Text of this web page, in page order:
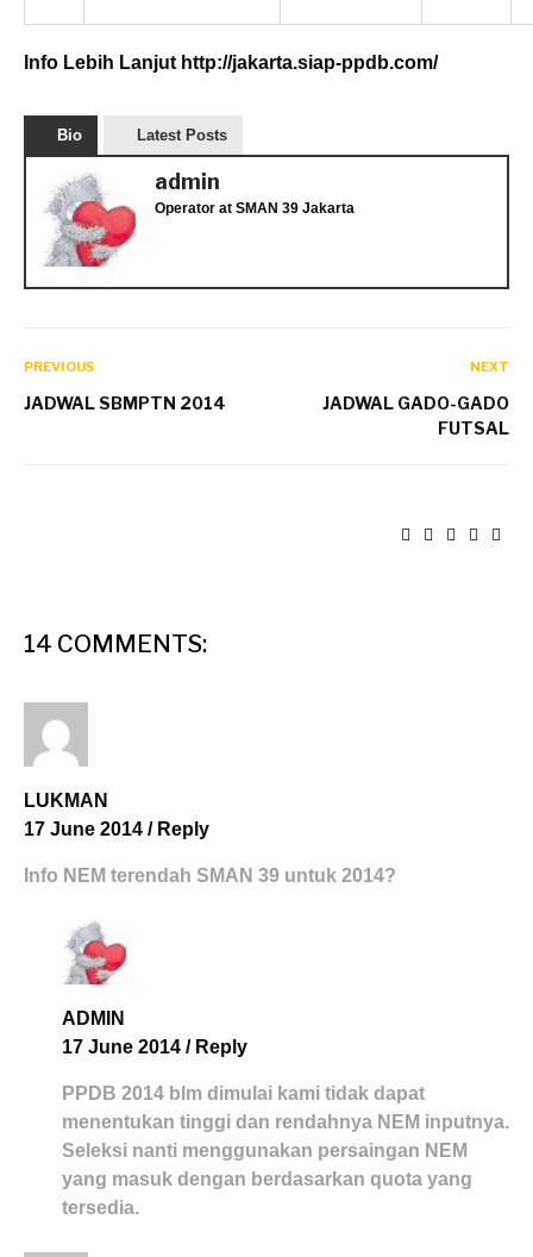
Info Lebih Lanjut http://jakarta.siap-ppdb.com/
Bio Latest Posts
admin
Operator at SMAN 39 Jakarta
PREVIOUS
JADWAL SBMPTN 2014
NEXT
JADWAL GADO-GADO
FUTSAL
14 COMMENTS:
LUKMAN
17 June 2014 / Reply
Info NEM terendah SMAN 39 untuk 2014?
ADMIN
17 June 2014 / Reply
PPDB 2014 blm dimulai kami tidak dapat
menentukan tinggi dan rendahnya NEM inputnya.
Seleksi nanti menggunakan persaingan NEM
yang masuk dengan berdasarkan quota yang
tersedia.